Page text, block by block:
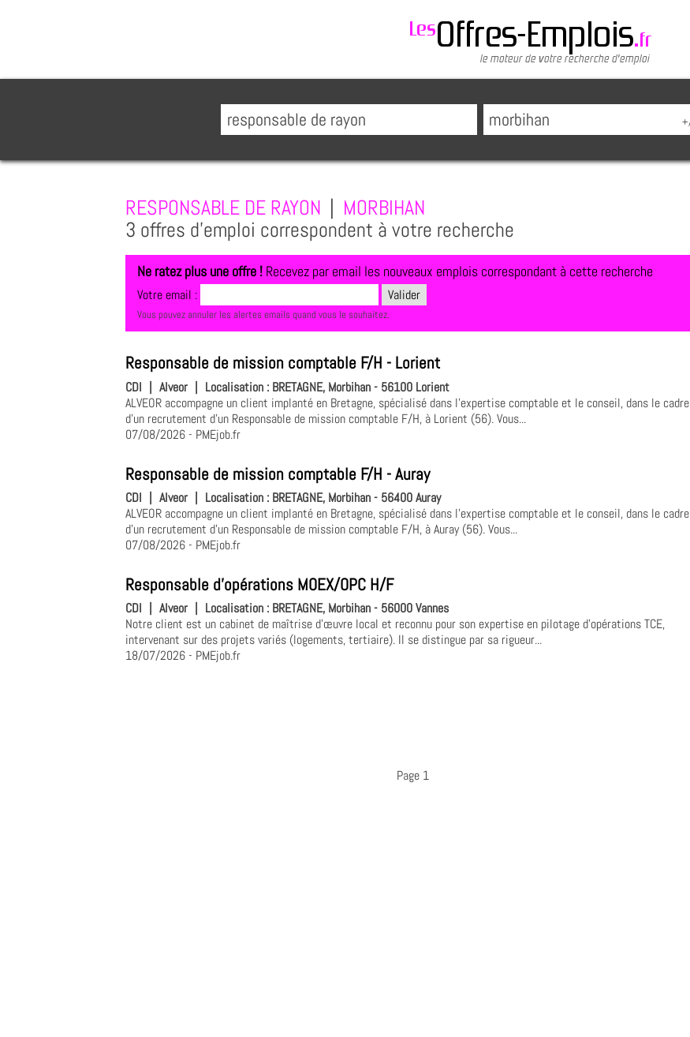
RESPONSABLE DE RAYON
MORBIHAN
3 offres d'emploi correspondent à votre recherche
Ne ratez plus une offre ! Recevez par email les nouveaux emplois correspondant à cette recherche
Votre email :
Vous pouvez annuler les alertes emails quand vous le souhaitez.
Responsable de mission comptable F/H - Lorient
CDI | Alveor | Localisation : BRETAGNE, Morbihan - 56100 Lorient
ALVEOR accompagne un client implanté en Bretagne, spécialisé dans l'expertise comptable et le conseil, dans le cadre
d'un recrutement d'un Responsable de mission comptable F/H, à Lorient (56). Vous...
07/08/2026- PMEjob.fr
Responsable de mission comptable F/H - Auray
CDI Alveor Localisation : BRETAGNE, Morbihan - 56400 Auray
ALVEOR accompagne un client implanté en Bretagne, spécialisé dans l'expertise comptable et le conseil, dans le cadre
d'un recrutement d'un Responsable de mission comptable F/H, à Auray (56). Vous...
07/08/2026- PMEjob.fr
Responsable d'opérations MOEX/OPC H/F
CDI Alveor Localisation : BRETAGNE, Morbihan - 56000 Vannes
Notre client est un cabinet de maîtrise d'œuvre local et reconnu pour son expertise en pilotage d'opérations TCE,
intervenant sur des projets variés (logements, tertiaire). Il se distingue par sa rigueur...
18/07/2026- PMEjob.fr
Page 1